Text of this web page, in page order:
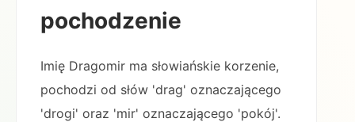
pochodzenie
Imię Dragomir ma słowiańskie korzenie,
pochodzi od słów 'drag' oznaczającego
'drogi' oraz 'mir' oznaczającego 'pokój'.